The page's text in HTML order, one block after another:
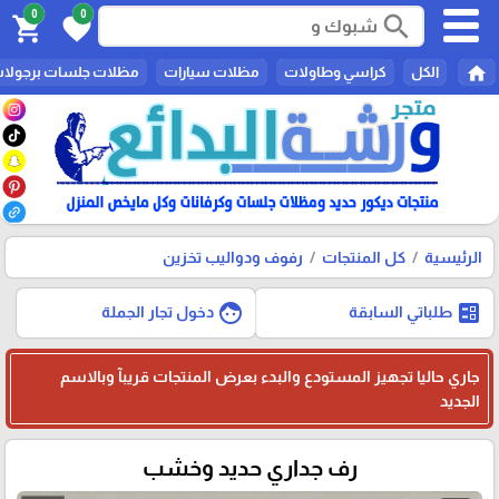
search
0
favorite
0
shopping_cart
home الكل كراسي وطاولات مظلات سيارات مظلات جلسات
الرئيسية كل المنتجات رفوف ودواليب تخزين
ballot طلباتي السابقة face دخول تجار الجملة
جاري حاليا تجهيز المستودع والبدء بعرض المنتجات قريبآ وبالاسم
الجديد
رف جداري حديد وخشب